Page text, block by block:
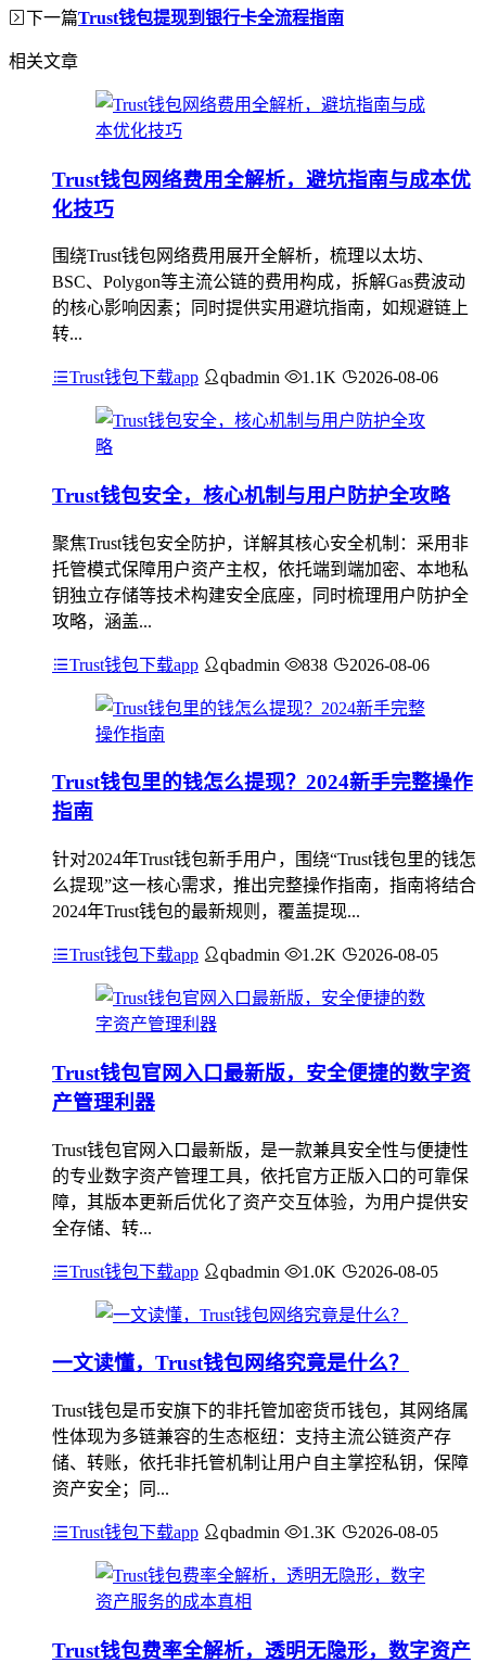
下一篇Trust钱包提现到银行卡全流程指南
相关文章
Trust钱包网络费用全解析，避坑指南与成本优
化技巧
围绕Trust钱包网络费用展开全解析，梳理以太坊、
BSC、Polygon等主流公链的费用构成，拆解Gas费波动
的核心影响因素；同时提供实用避坑指南，如规避链上
转...
Trust钱包下载app qbadmin 1.1K 2026-08-06
Trust钱包安全，核心机制与用户防护全攻略
聚焦Trust钱包安全防护，详解其核心安全机制：采用非
托管模式保障用户资产主权，依托端到端加密、本地私
钥独立存储等技术构建安全底座，同时梳理用户防护全
攻略，涵盖...
Trust钱包下载app qbadmin 838 2026-08-06
Trust钱包里的钱怎么提现？2024新手完整操作
指南
针对2024年Trust钱包新手用户，围绕“Trust钱包里的钱怎
么提现”这一核心需求，推出完整操作指南，指南将结合
2024年Trust钱包的最新规则，覆盖提现...
Trust钱包下载app qbadmin 1.2K 2026-08-05
Trust钱包官网入口最新版，安全便捷的数字资
产管理利器
Trust钱包官网入口最新版，是一款兼具安全性与便捷性
的专业数字资产管理工具，依托官方正版入口的可靠保
障，其版本更新后优化了资产交互体验，为用户提供安
全存储、转...
Trust钱包下载app qbadmin 1.0K 2026-08-05
一文读懂，Trust钱包网络究竟是什么？
Trust钱包是币安旗下的非托管加密货币钱包，其网络属
性体现为多链兼容的生态枢纽：支持主流公链资产存
储、转账，依托非托管机制让用户自主掌控私钥，保障
资产安全；同...
Trust钱包下载app qbadmin 1.3K 2026-08-05
Trust钱包费率全解析，透明无隐形，数字资产